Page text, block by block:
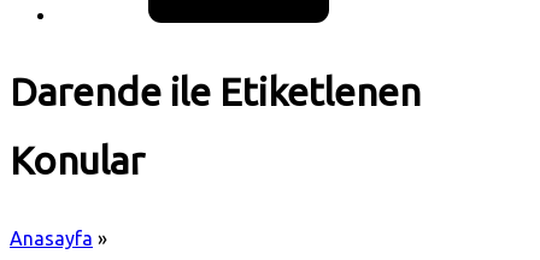
Darende ile Etiketlenen
Konular
Anasayfa »